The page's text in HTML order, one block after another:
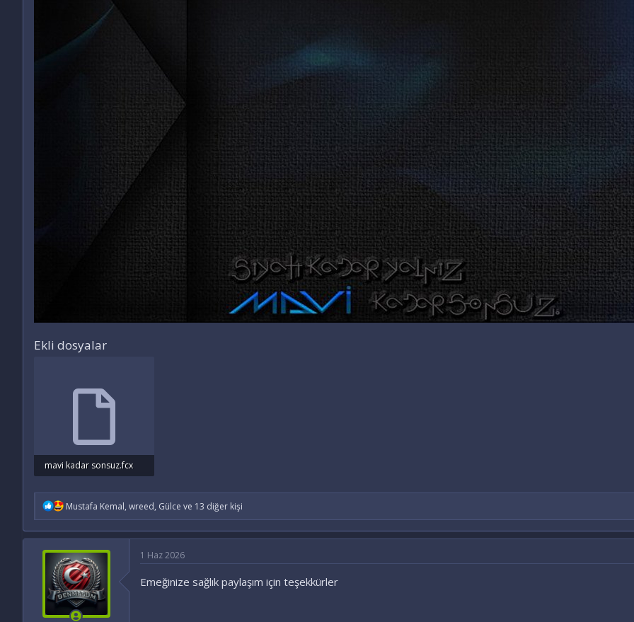
Ekli dosyalar
mavi kadar sonsuz.fcx
İ
d
e
l
e
r
:
Mustafa Kemal, wreed, Gülce ve 13 diğer kişi
1 Haz 2026
Emeğinize sağlık paylaşım için teşekkürler